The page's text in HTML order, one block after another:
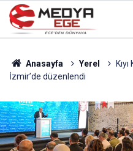
Anasayfa Yerel
İzmir’de düzenlendi